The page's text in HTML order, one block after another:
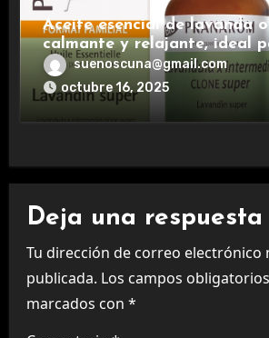
Aceite esencial de lavanda
calmante y relajante, ideal
aromaterapia.
suenoscuna@gmail.com
octubre 16, 2025
Deja una respuesta
Tu dirección de correo electrónico
publicada. Los campos
marcados con *